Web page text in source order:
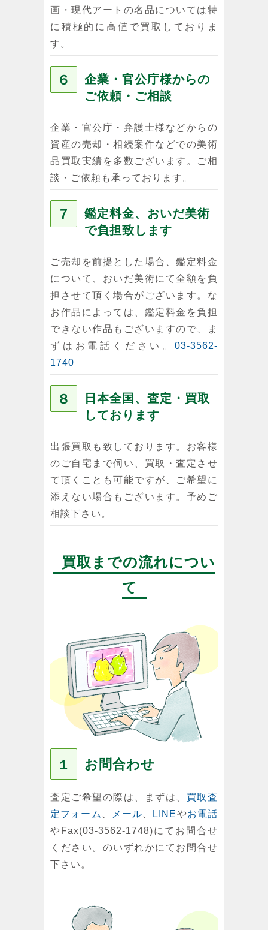
画・現代アートの名品については特
に積極的に高値で買取しておりま
す。
６
企業・官公庁様からの
ご依頼・ご相談
企業・官公庁・弁護士様などからの
資産の売却・相続案件などでの美術
品買取実績を多数ございます。ご相
談・ご依頼も承っております。
７
鑑定料金、おいだ美術
で負担致します
ご売却を前提とした場合、鑑定料金
について、おいだ美術にて全額を負
担させて頂く場合がございます。な
お作品によっては、鑑定料金を負担
できない作品もございますので、ま
ずはお電話ください。 03-3562-
1740
８
日本全国、査定・買取
しております
出張買取も致しております。お客様
のご自宅まで伺い、買取・査定させ
て頂くことも可能ですが、ご希望に
添えない場合もございます。予めご
相談下さい。
買取までの流れについ
て
１ お問合わせ
査定ご希望の際は、まずは、 買取査
定フォーム
メール LINEやお電話
やFax(03-3562-1748)にてお問合せ
ください。のいずれかにてお問合せ
下さい。